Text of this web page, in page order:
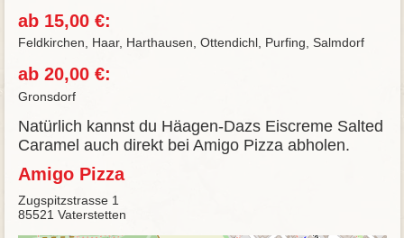
ab 15,00 €:
Feldkirchen, Haar, Harthausen, Ottendichl, Purfing, Salmdorf
ab 20,00 €:
Gronsdorf
Natürlich kannst du Häagen-Dazs Eiscreme Salted
Caramel auch direkt bei Amigo Pizza abholen.
Amigo Pizza
Zugspitzstrasse 1
85521 Vaterstetten